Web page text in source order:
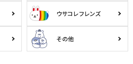
ウサコレフレンズ
その他